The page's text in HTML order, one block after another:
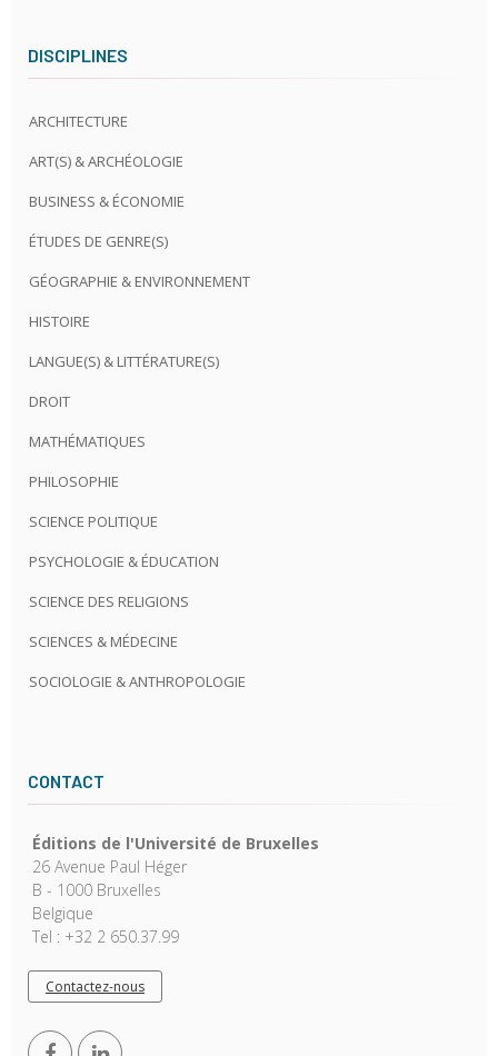
DISCIPLINES
ARCHITECTURE
ART(S) & ARCHÉOLOGIE
BUSINESS & ÉCONOMIE
ÉTUDES DE GENRE(S)
GÉOGRAPHIE & ENVIRONNEMENT
HISTOIRE
LANGUE(S) & LITTÉRATURE(S)
DROIT
MATHÉMATIQUES
PHILOSOPHIE
SCIENCE POLITIQUE
PSYCHOLOGIE & ÉDUCATION
SCIENCE DES RELIGIONS
SCIENCES & MÉDECINE
SOCIOLOGIE & ANTHROPOLOGIE
CONTACT
Éditions de l'Université de Bruxelles
26 Avenue Paul Héger
B - 1000 Bruxelles
Belgique
Tel : +32 2 650.37.99
Contactez-nous